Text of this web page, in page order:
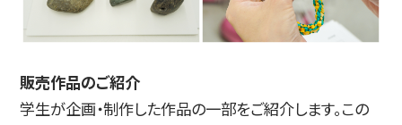
販売作品のご紹介
学生が企画・制作した作品の一部をご紹介します。この